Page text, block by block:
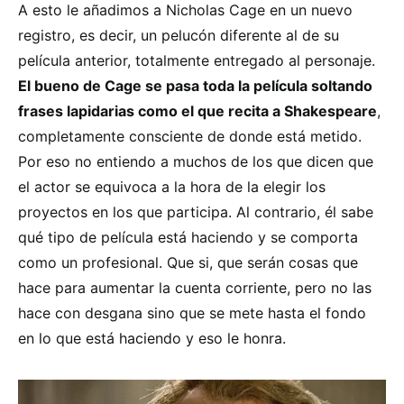
A esto le añadimos a Nicholas Cage en un nuevo
registro, es decir, un pelucón diferente al de su
película anterior, totalmente entregado al personaje.
El bueno de Cage se pasa toda la película soltando
frases lapidarias como el que recita a Shakespeare,
completamente consciente de donde está metido.
Por eso no entiendo a muchos de los que dicen que
el actor se equivoca a la hora de la elegir los
proyectos en los que participa. Al contrario, él sabe
qué tipo de película está haciendo y se comporta
como un profesional. Que si, que serán cosas que
hace para aumentar la cuenta corriente, pero no las
hace con desgana sino que se mete hasta el fondo
en lo que está haciendo y eso le honra.